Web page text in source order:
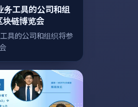
工具的公司和组
链博览会
具的公司和组织将参